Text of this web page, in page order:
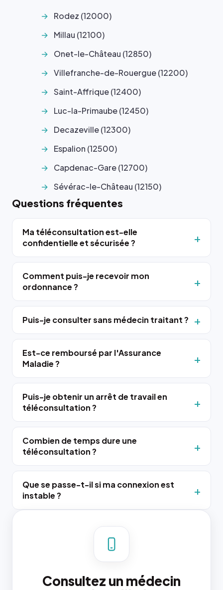
Rodez (12000)
Millau (12100)
Onet-le-Château (12850)
Villefranche-de-Rouergue (12200)
Saint-Affrique (12400)
Luc-la-Primaube (12450)
Decazeville (12300)
Espalion (12500)
Capdenac-Gare (12700)
Sévérac-le-Château (12150)
Questions fréquentes
Ma téléconsultation est-elle
confidentielle et sécurisée ?
Comment puis-je recevoir mon
ordonnance ?
Puis-je consulter sans médecin traitant ?
Est-ce remboursé par l'Assurance
Maladie ?
Puis-je obtenir un arrêt de travail en
téléconsultation ?
Combien de temps dure une
téléconsultation ?
Que se passe-t-il si ma connexion est
instable ?
Consultez un médecin